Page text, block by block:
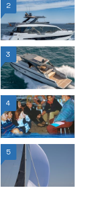
2
3
4
5